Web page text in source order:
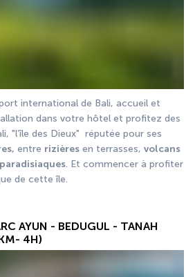
international de Bali, accueil et
dans votre hôtel et profitez des
entre rizières en terrasses, volcans
. Et commencer à profiter
de cette île.
AYUN - BEDUGUL - TANAH
4H)